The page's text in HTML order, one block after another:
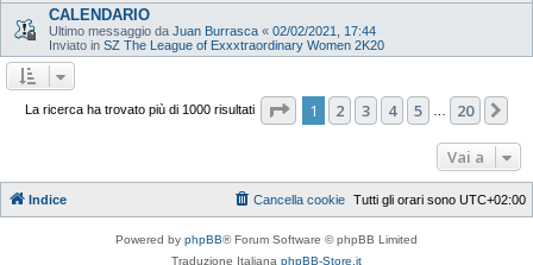
CALENDARIO
Ultimo messaggio da Juan Burrasca « 02/02/2021, 17:44
Inviato in SZ The League of Exxxtraordinary Women 2K20
La ricerca ha trovato più di 1000 risultati Pagina di 20
1 2 3 4 5 20
Vai a
Indice Tutti gli orari sono UTC+02:00
Cancella cookie
Powered by phpBB® Forum Software © phpBB Limited
Traduzione Italiana phpBB-Store.it